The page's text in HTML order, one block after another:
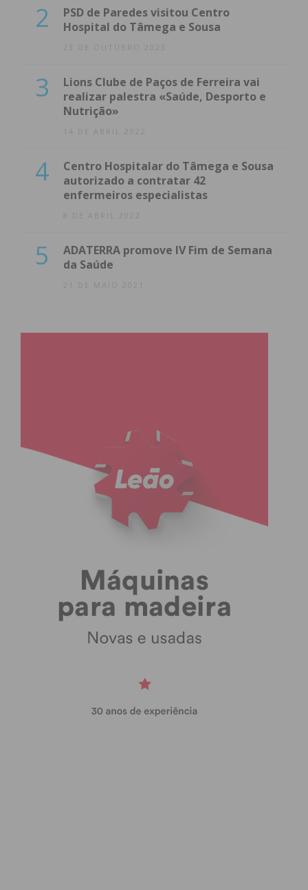
2
PSD de Paredes visitou Centro
Hospital do Tâmega e Sousa
23 DE OUTUBRO 2023
3
Lions Clube de Paços de Ferreira vai
realizar palestra «Saúde, Desporto e
Nutrição»
14 DE ABRIL 2022
4
Centro Hospitalar do Tâmega e Sousa
autorizado a contratar 42
enfermeiros especialistas
8 DE ABRIL 2022
5
ADATERRA promove IV Fim de Semana
da Saúde
21 DE MAIO 2021